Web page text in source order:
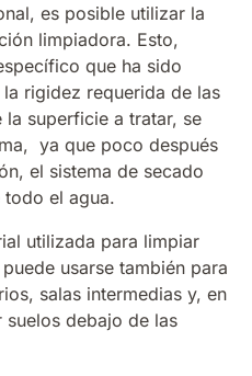
es posible utilizar la
limpiadora. Esto,
que ha sido
rigidez requerida de las
la superficie a tratar, se
ya que poco después
el sistema de secado
el agua.
utilizada para limpiar
usarse también para
salas intermedias y, en
debajo de las